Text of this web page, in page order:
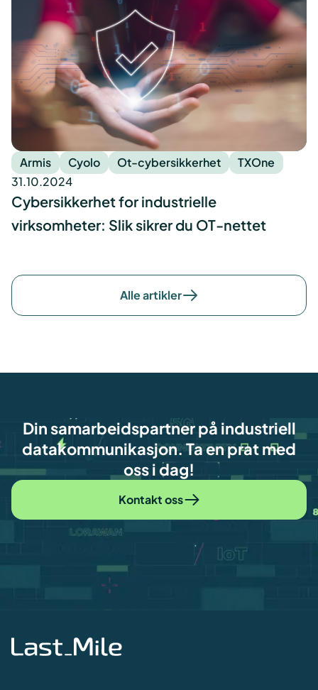
Armis Cyolo Ot-cybersikkerhet
TXOne
31.10.2024
Cybersikkerhet for industrielle
virksomheter: Slik sikrer du OT-nettet
Alle artikler
Din samarbeidspartner på industriell
datakommunikasjon. Ta en prat med
oss i dag!
Kontakt oss